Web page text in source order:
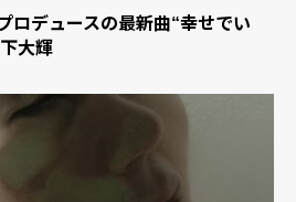
ロデュースの最新曲“幸せでい
大輝